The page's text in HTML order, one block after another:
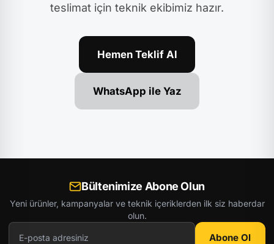
teslimat için teknik ekibimiz hazır.
Hemen Teklif Al
WhatsApp ile Yaz
Bültenimize Abone Olun
Yeni ürünler, kampanyalar ve teknik içeriklerden ilk siz haberdar
olun.
Abone Ol